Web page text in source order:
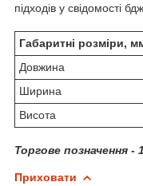
підходів у свідомості
Габаритні розміри,
Довжина
Ширина
Висота
Торгове позначення -
Приховати